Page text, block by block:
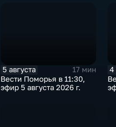
5 августа
17 мин
Вести Поморья в 11:30,
эфир 5 августа 2026 г.
4